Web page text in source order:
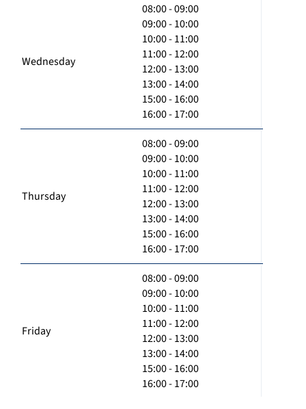
Wednesday
08:00 - 09:00
09:00 - 10:00
10:00 - 11:00
11:00 - 12:00
12:00 - 13:00
13:00 - 14:00
15:00 - 16:00
16:00 - 17:00
Thursday
08:00 - 09:00
09:00 - 10:00
10:00 - 11:00
11:00 - 12:00
12:00 - 13:00
13:00 - 14:00
15:00 - 16:00
16:00 - 17:00
Friday
08:00 - 09:00
09:00 - 10:00
10:00 - 11:00
11:00 - 12:00
12:00 - 13:00
13:00 - 14:00
15:00 - 16:00
16:00 - 17:00